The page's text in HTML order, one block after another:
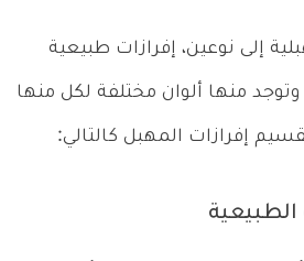
إلى نوعين، إفرازات طبيعية
وتوجد منها ألوان مختلفة لكل منها
إفرازات المهبل كالتالي:
الطبيعية